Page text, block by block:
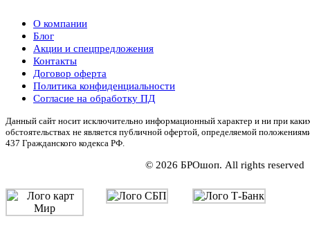
О компании
Блог
Акции и спецпредложения
Контакты
Договор оферта
Политика конфиденциальности
Согласие на обработку ПД
Данный сайт носит исключительно информационный характер и ни при
обстоятельствах не является публичной офертой, определяемой
437 Гражданского кодекса РФ.
© 2026 БРОшоп. All rights reserved